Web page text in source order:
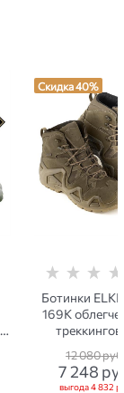
Скидка 40%
Ботинки
169K
олива
12 080
7 248
выгода4 832